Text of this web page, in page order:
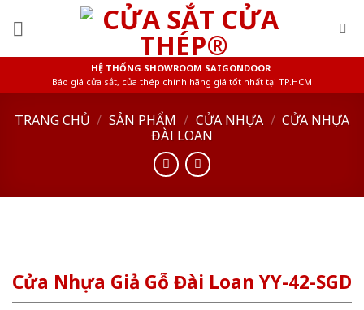
HỆ THỐNG SHOWROOM SAIGONDOOR
Báo giá cửa sắt, cửa thép chính hãng giá tốt nhất tại TP.HCM
TRANG CHỦ / SẢN PHẨM / CỬA NHỰA / CỬA NHỰA
ĐÀI LOAN
Cửa Nhựa Giả Gỗ Đài Loan YY-42-SGD